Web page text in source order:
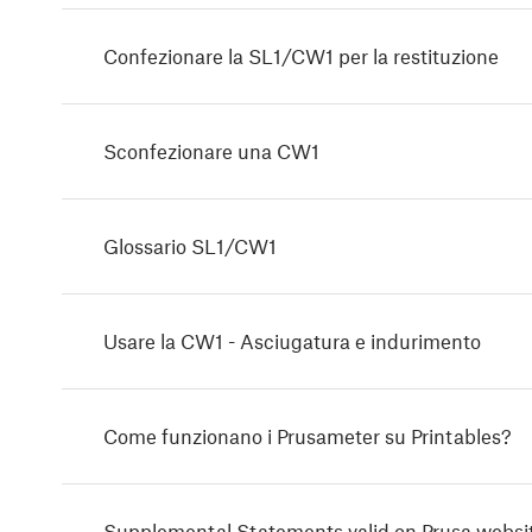
Confezionare la SL1/CW1 per la restituzione
Sconfezionare una CW1
Glossario SL1/CW1
Usare la CW1 - Asciugatura e indurimento
Come funzionano i Prusameter su Printables?